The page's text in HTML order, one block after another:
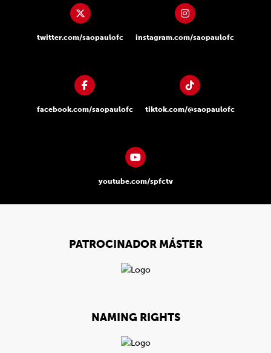
twitter.com/saopaulofc instagram.com/saopaulofc
facebook.com/saopaulofc tiktok.com/@saopaulofc
youtube.com/spfctv
PATROCINADOR MÁSTER
NAMING RIGHTS